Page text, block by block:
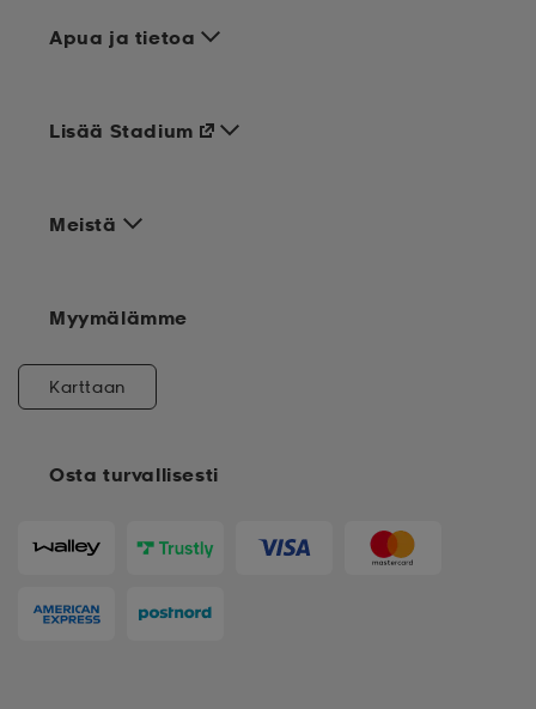
Apua ja tietoa
Meistä
Osta turvallisesti
Lisää Stadium
Myymälämme
Karttaan